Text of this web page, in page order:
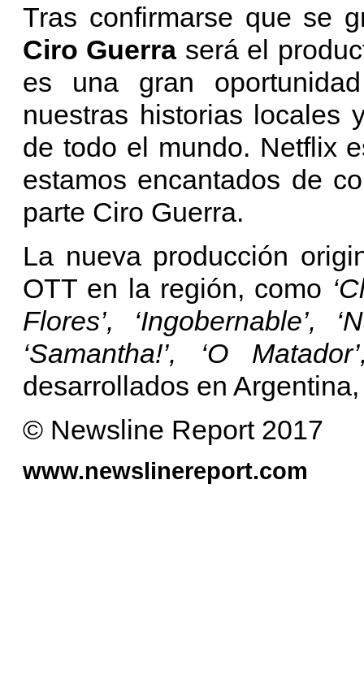
Tras confirmarse que se
Ciro Guerra será el
es una gran
nuestras historias locales
de todo el mundo. Netflix
estamos encantados de
parte Ciro Guerra.
La nueva producción
OTT en la región, como
Flores’, ‘Ingobernable’,
‘Samantha!’, ‘O
desarrollados en
© Newsline Report 2017
www.newslinereport.com